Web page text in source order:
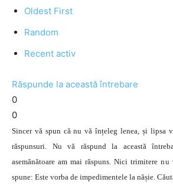
Oldest First
Random
Recent activ
Răspunde la această întrebare
0
0
Sincer vă spun că nu vă înțeleg lenea, și lipsa
răspunsuri. Nu vă răspund la această
asemănătoare am mai răspuns. Nici trimitere
spune: Este vorba de impedimentele la nășie.